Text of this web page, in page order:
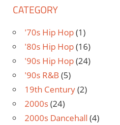
CATEGORY
'70s Hip Hop(1)
'80s Hip Hop(16)
'90s Hip Hop(24)
'90s R&B (5)
19th Century(2)
2000s(24)
2000s Dancehall (4)